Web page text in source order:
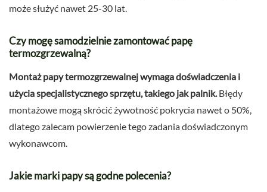
może służyć nawet 25-30 lat.
Czy mogę samodzielnie zamontować papę
termozgrzewalną?
Montaż papy termozgrzewalnej wymaga doświadczenia i
użycia specjalistycznego sprzętu, takiego jak palnik.Błędy
montażowe mogą skrócić żywotność pokrycia nawet o 50%,
dlatego zalecam powierzenie tego zadania doświadczonym
wykonawcom.
Jakie marki papy są godne polecenia?